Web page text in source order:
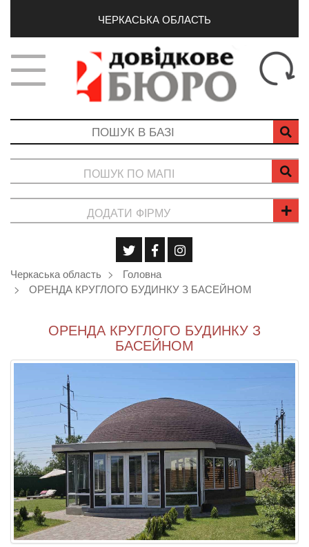
ЧЕРКАСЬКА ОБЛАСТЬ
ПОШУК ПО МАПІ
ДОДАТИ ФІРМУ
Черкаська область
Головна
ОРЕНДА КРУГЛОГО БУДИНКУ З БАСЕЙНОМ
ОРЕНДА КРУГЛОГО БУДИНКУ З
БАСЕЙНОМ